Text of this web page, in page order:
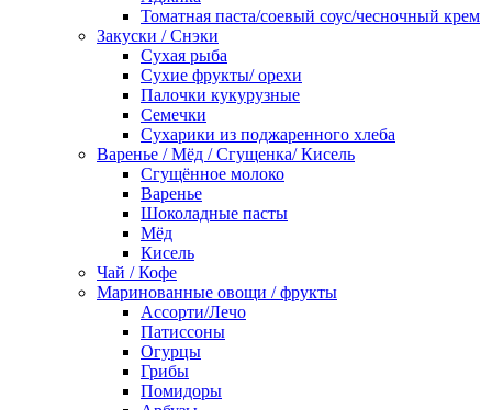
Томатная паста/соевый соус/чесночный крем
Закуски / Снэки
Сухая рыба
Сухие фрукты/ орехи
Палочки кукурузные
Семечки
Сухарики из поджаренного хлеба
Варенье / Мёд / Сгущенка/ Кисель
Сгущённое молоко
Варенье
Шоколадные пасты
Мёд
Кисель
Чай / Кофе
Маринованные овощи / фрукты
Ассорти/Лечо
Патиссоны
Огурцы
Грибы
Помидоры